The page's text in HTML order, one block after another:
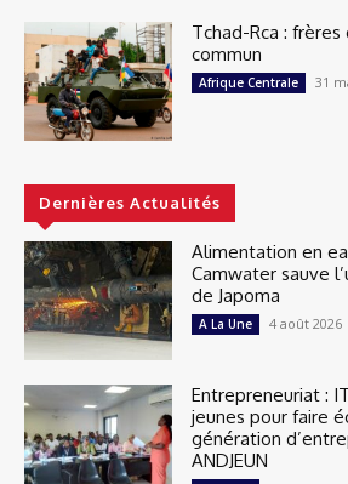
Tchad-Rca : frères
commun
Afrique Centrale 31
Dernières Actualités
Alimentation en
Camwater sauve
de Japoma
A La Une 4 août 2026
Entrepreneuriat :
jeunes pour faire
génération
ANDJEUN